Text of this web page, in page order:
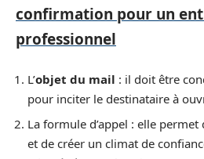
confirmation pour un
professionnel
L’objet du mail : il doit être
pour inciter le destinataire à
La formule d’appel : elle
et de créer un climat de